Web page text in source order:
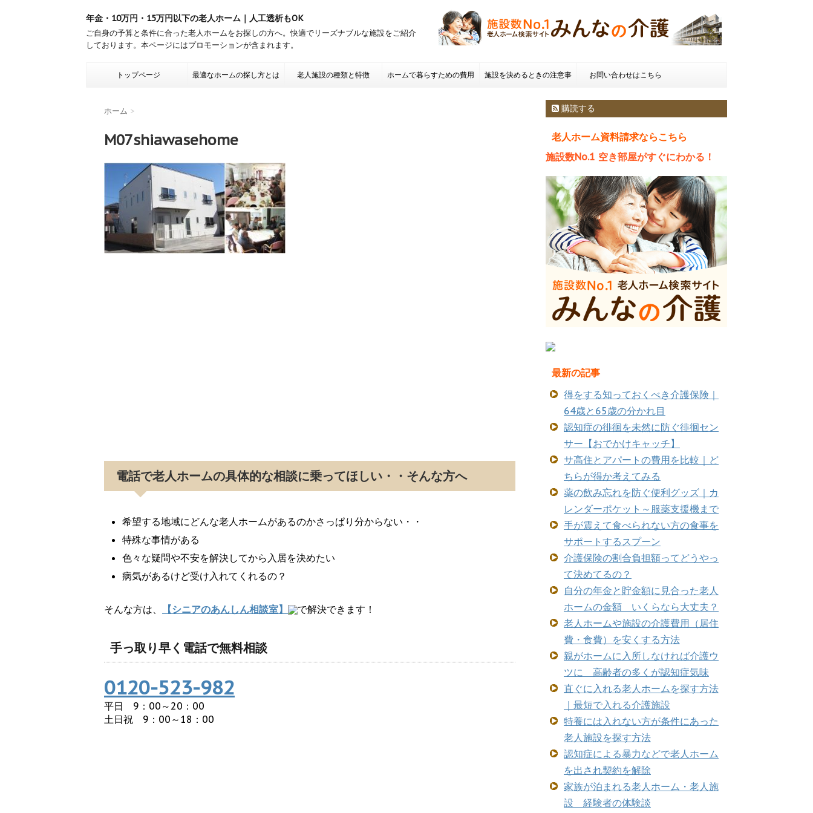
年金・10万円・15万円以下の老人ホーム｜人工透析もOK
ご自身の予算と条件に合った老人ホームをお探しの方へ。快適でリーズナブルな施設をご紹介
しております。本ページにはプロモーションが含まれます。
トップページ 最適なホームの探し方とは 老人施設の種類と特徴 ホームで暮らすための費用 施設を決めるときの注意事
項 老人ホームの種類とお金
お問い合わせはこちら
ホーム >
M07shiawasehome
電話で老人ホームの具体的な相談に乗ってほしい・・そんな方へ
希望する地域にどんな老人ホームがあるのかさっぱり分からない・・
特殊な事情がある
色々な疑問や不安を解決してから入居を決めたい
病気があるけど受け入れてくれるの？
そんな方は、 【シニアのあんしん相談室】 で解決できます！
手っ取り早く電話で無料相談
0120-523-982
平日 9：00～20：00
土日祝 9：00～18：00
購読する
老人ホーム資料請求ならこちら
施設数No.1 空き部屋がすぐにわかる！
最新の記事
得をする知っておくべき介護保険｜
64歳と65歳の分かれ目
認知症の徘徊を未然に防ぐ徘徊セン
サー【おでかけキャッチ】
サ高住とアパートの費用を比較｜ど
ちらが得か考えてみる
薬の飲み忘れを防ぐ便利グッズ｜カ
レンダーポケット～服薬支援機まで
手が震えて食べられない方の食事を
サポートするスプーン
介護保険の割合負担額ってどうやっ
て決めてるの？
自分の年金と貯金額に見合った老人
ホームの金額 いくらなら大丈夫？
老人ホームや施設の介護費用（居住
費・食費）を安くする方法
親がホームに入所しなければ介護ウ
ツに 高齢者の多くが認知症気味
直ぐに入れる老人ホームを探す方法
｜最短で入れる介護施設
特養には入れない方が条件にあった
老人施設を探す方法
認知症による暴力などで老人ホーム
を出され契約を解除
家族が泊まれる老人ホーム・老人施
設 経験者の体験談